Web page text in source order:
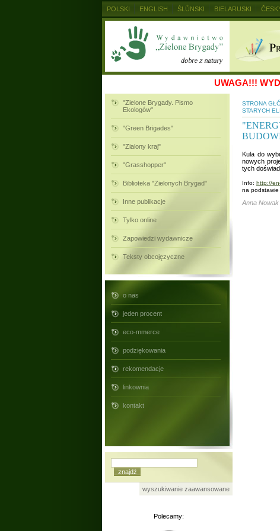
UWAGA!!!
"Zielone Brygady. Pismo
Ekologów"
"Green Brigades"
"Zialony kraj"
"Grasshopper"
Biblioteka "Zielonych Brygad"
Inne publikacje
Tylko online
Zapowiedzi wydawnicze
Teksty obcojęzyczne
o nas
jeden procent
eco-mmerce
podziękowania
rekomendacje
linkownia
kontakt
wyszukiwanie zaawansowane
Polecamy:
STRONA
STARYCH
Kula do
nowych
tych
Info: http://
na podstawie
Anna Nowak
POLSKI ENGLISH ŚLŮNSKI BIELARUSKI